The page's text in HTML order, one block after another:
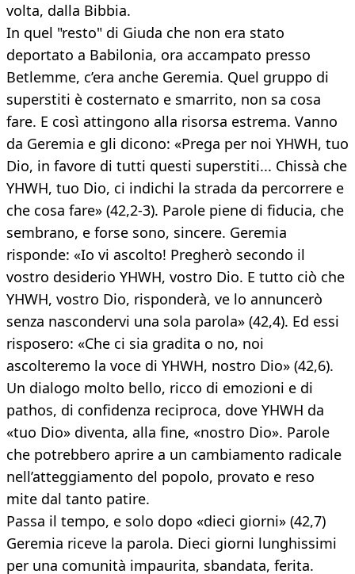
volta, dalla Bibbia.
In quel "resto" di Giuda che non era stato
deportato a Babilonia, ora accampato presso
Betlemme, c’era anche Geremia. Quel gruppo di
superstiti è costernato e smarrito, non sa cosa
fare. E così attingono alla risorsa estrema. Vanno
da Geremia e gli dicono: «Prega per noi YHWH, tuo
Dio, in favore di tutti questi superstiti... Chissà che
YHWH, tuo Dio, ci indichi la strada da percorrere e
che cosa fare» (42,2-3). Parole piene di fiducia, che
sembrano, e forse sono, sincere. Geremia
risponde: «Io vi ascolto! Pregherò secondo il
vostro desiderio YHWH, vostro Dio. E tutto ciò che
YHWH, vostro Dio, risponderà, ve lo annuncerò
senza nascondervi una sola parola» (42,4). Ed essi
risposero: «Che ci sia gradita o no, noi
ascolteremo la voce di YHWH, nostro Dio» (42,6).
Un dialogo molto bello, ricco di emozioni e di
pathos, di confidenza reciproca, dove YHWH da
«tuo Dio» diventa, alla fine, «nostro Dio». Parole
che potrebbero aprire a un cambiamento radicale
nell’atteggiamento del popolo, provato e reso
mite dal tanto patire.
Passa il tempo, e solo dopo «dieci giorni» (42,7)
Geremia riceve la parola. Dieci giorni lunghissimi
per una comunità impaurita, sbandata, ferita.